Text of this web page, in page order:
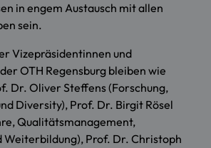
in engem Austausch mit allen
sein.
Vizepräsidentinnen und
OTH Regensburg bleiben wie
Dr. Oliver Steffens (Forschung,
Diversity), Prof. Dr. Birgit Rösel
Qualitätsmanagement,
Weiterbildung), Prof. Dr. Christoph